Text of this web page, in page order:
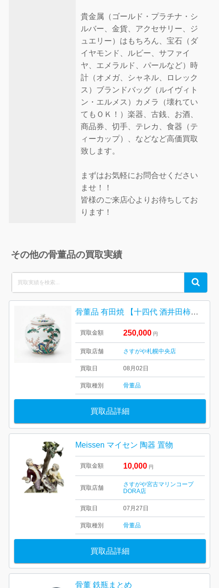
貴金属（ゴールド・プラチナ・シ
ルバー、金貨、アクセサリー、ジ
ュエリー）はもちろん、宝石（ダ
イヤモンド、ルビー、サファイ
ヤ、エメラルド、パールなど）時
計（オメガ、シャネル、ロレック
ス）ブランドバッグ（ルイヴィト
ン・エルメス）カメラ（壊れてい
てもＯＫ！）楽器、古銭、お酒、
商品券、切手、テレカ、食器（テ
ィーカップ）、などなど高価買取
致します。
まずはお気軽にお問合せください
ませ！！
皆様のご来店心よりお待ちしてお
ります！
その他の骨董品の買取実績
Search
for:
Search
骨董品 有田焼 【十四代 酒井田柿右衛門 色絵 濁手 壺】
買取金額 250,000 円
買取店舗 さすがや札幌中央店
買取日 08月02日
買取種別 骨董品
買取品詳細
Meissen マイセン 陶器 置物
買取金額 10,000 円
買取店舗
さすがや宮古マリンコープ
DORA店
買取日 07月27日
買取種別 骨董品
買取品詳細
骨董 鉄瓶まとめ